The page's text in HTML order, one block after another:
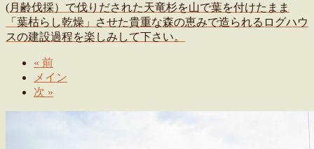
(月齢伐採）で伐りだされた天竜杉を山で葉を付けたまま
「葉枯らし乾燥」させた貴重な森の恵みで造られるログハウ
スの建設過程を楽しみして下さい。
« 前
メイン
次 »